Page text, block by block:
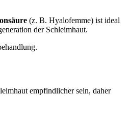
(z. B. Hyalofemme) ist ideal
der Schleimhaut.
empfindlicher sein, daher